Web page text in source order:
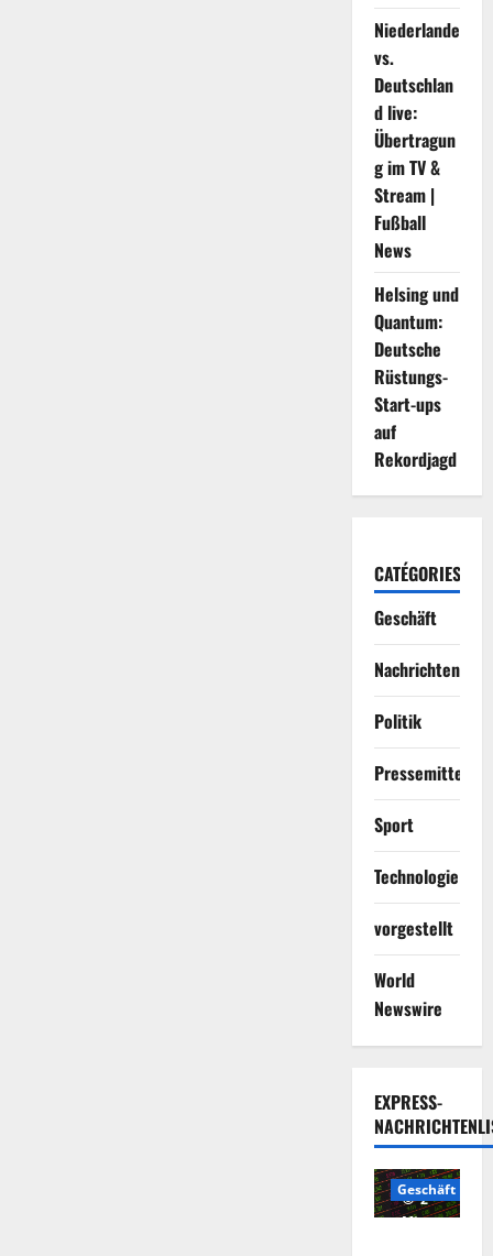
Niederlande
vs.
Deutschlan
d live:
Übertragun
g im TV &
Stream |
Fußball
News
Helsing und
Quantum:
Deutsche
Rüstungs-
Start-ups
auf
Rekordjagd
CATÉGORIES
Geschäft
Nachrichten
Politik
Sport
Technologie
vorgestellt
World
Newswire
EXPRESS-
2
Minuten
Geschäft